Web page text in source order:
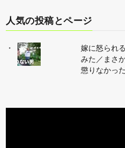
人気の投稿とページ
嫁に怒られ
みた／まさ
懲りなかった
動